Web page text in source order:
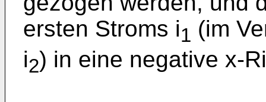
ersten Stroms i1 (im
i2) in eine negative x-